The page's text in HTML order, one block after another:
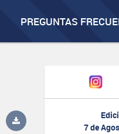
PREGUNTAS
7 de